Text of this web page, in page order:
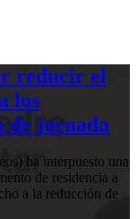
reducir el
los
de jornada
ha interpuesto una
de residencia a
a la reducción de